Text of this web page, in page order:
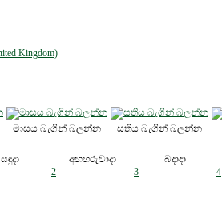
මාසය බැගින් බලන්න
සතිය බැගින් බලන්න
සඳුදා අඟහරුවාදා
බදාදා
2 3 4